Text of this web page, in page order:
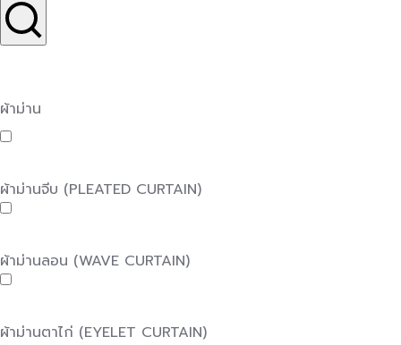
ผ้าม่าน
ผ้าม่านจีบ (PLEATED CURTAIN)
ผ้าม่านลอน (WAVE CURTAIN)
ผ้าม่านตาไก่ (EYELET CURTAIN)